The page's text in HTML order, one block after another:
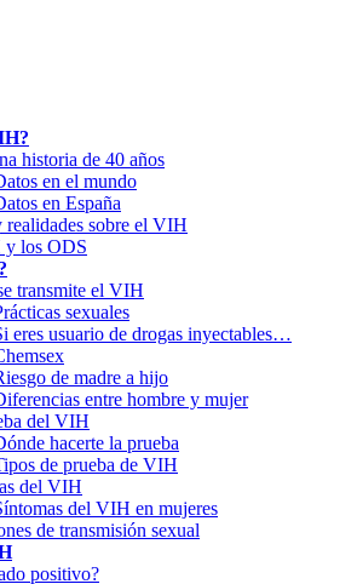
historia de 40 años
en el mundo
en España
realidades sobre el VIH
los ODS
transmite el VIH
sexuales
eres usuario de drogas inyectables…
de madre a hijo
entre hombre y mujer
del VIH
hacerte la prueba
de prueba de VIH
del VIH
del VIH en mujeres
de transmisión sexual
positivo?